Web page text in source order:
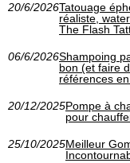
20/6/2026Tatouage
réaliste,
The Flash
06/6/2026Shampoing
bon (et faire
références
20/12/2025Pompe à
pour
25/10/2025Meilleur